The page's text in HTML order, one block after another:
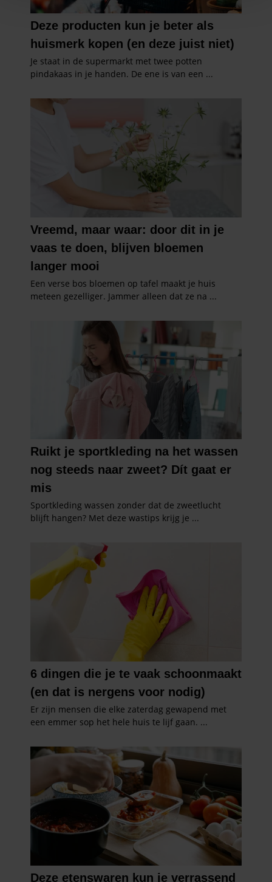
personaliseren, om functies voor social media te bieden
en om ons websiteverkeer te analyseren. Ook delen we
informatie over uw gebruik van onze site met onze
partners voor social media, adverteren en analyse. Deze
partners kunnen deze gegevens combineren met andere
informatie die u aan ze heeft verstrekt of die ze hebben
verzameld op basis van uw gebruik van hun services. U
gaat akkoord met onze cookies als u onze website blijft